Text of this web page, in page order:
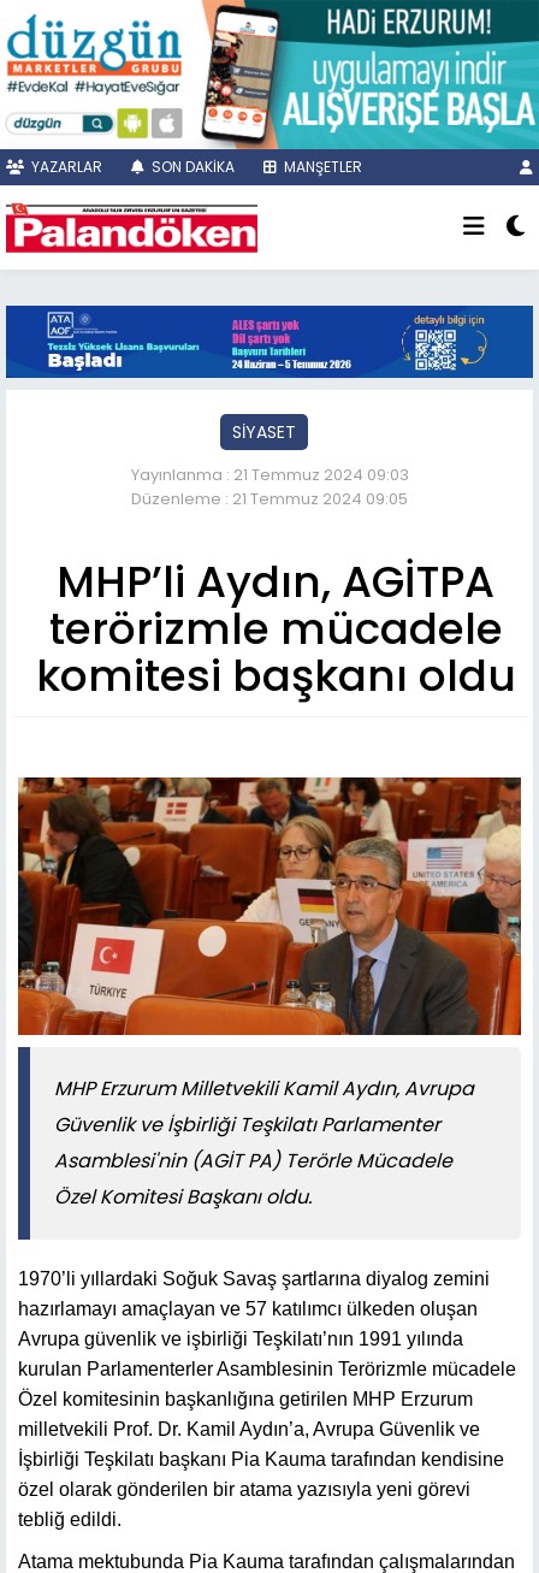
YAZARLAR SON DAKİKA MANŞETLER
SİYASET
Yayınlanma : 21 Temmuz 2024 09:03
Düzenleme : 21 Temmuz 2024 09:05
MHP’li Aydın, AGİTPA
terörizmle mücadele
komitesi başkanı oldu
MHP Erzurum Milletvekili Kamil Aydın, Avrupa
Güvenlik ve İşbirliği Teşkilatı Parlamenter
Asamblesi'nin (AGİT PA) Terörle Mücadele
Özel Komitesi Başkanı oldu.
1970’li yıllardaki Soğuk Savaş şartlarına diyalog zemini
hazırlamayı amaçlayan ve 57 katılımcı ülkeden oluşan
Avrupa güvenlik ve işbirliği Teşkilatı’nın 1991 yılında
kurulan Parlamenterler Asamblesinin Terörizmle mücadele
Özel komitesinin başkanlığına getirilen MHP Erzurum
milletvekili Prof. Dr. Kamil Aydın’a, Avrupa Güvenlik ve
İşbirliği Teşkilatı başkanı Pia Kauma tarafından kendisine
özel olarak gönderilen bir atama yazısıyla yeni görevi
tebliğ edildi.
Atama mektubunda Pia Kauma tarafından çalışmalarından